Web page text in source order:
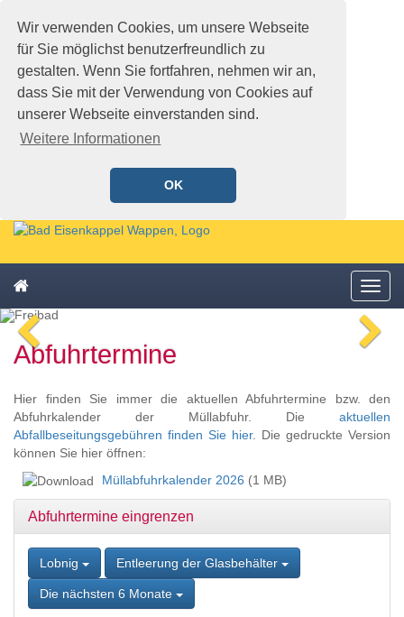
Wir verwenden Cookies, um unsere Webseite
für Sie möglichst benutzerfreundlich zu
gestalten. Wenn Sie fortfahren, nehmen wir an,
dass Sie mit der Verwendung von Cookies auf
unserer Webseite einverstanden sind.
Weitere Informationen
OK
Schnellmenü
Zur
springen,
Accesskey
Zur
Hauptnavigation
springen,
Zur
Kontaktseite
springen,
Accesskey
Sitemap
Schnellmenü
zurück
Menü
Bild
Zum
Schnellmenü
zurück
Abfuhrtermine
Hier finden Sie immer die aktuellen Abfuhrtermine bzw. den
Abfuhrkalender der Müllabfuhr. Die aktuellen
Abfallbeseitungsgebühren finden Sie hier. Die gedruckte Version
können Sie hier öffnen:
Müllabfuhrkalender 2026 (1 MB)
Abfuhrtermine eingrenzen
Lobnig Entleerung der Glasbehälter
Die nächsten 6 Monate